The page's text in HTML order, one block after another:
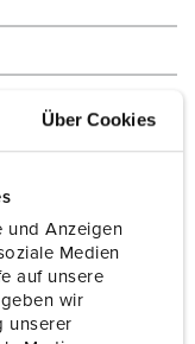
Über Cookies
und Anzeigen
Medien
auf unsere
wir
unserer